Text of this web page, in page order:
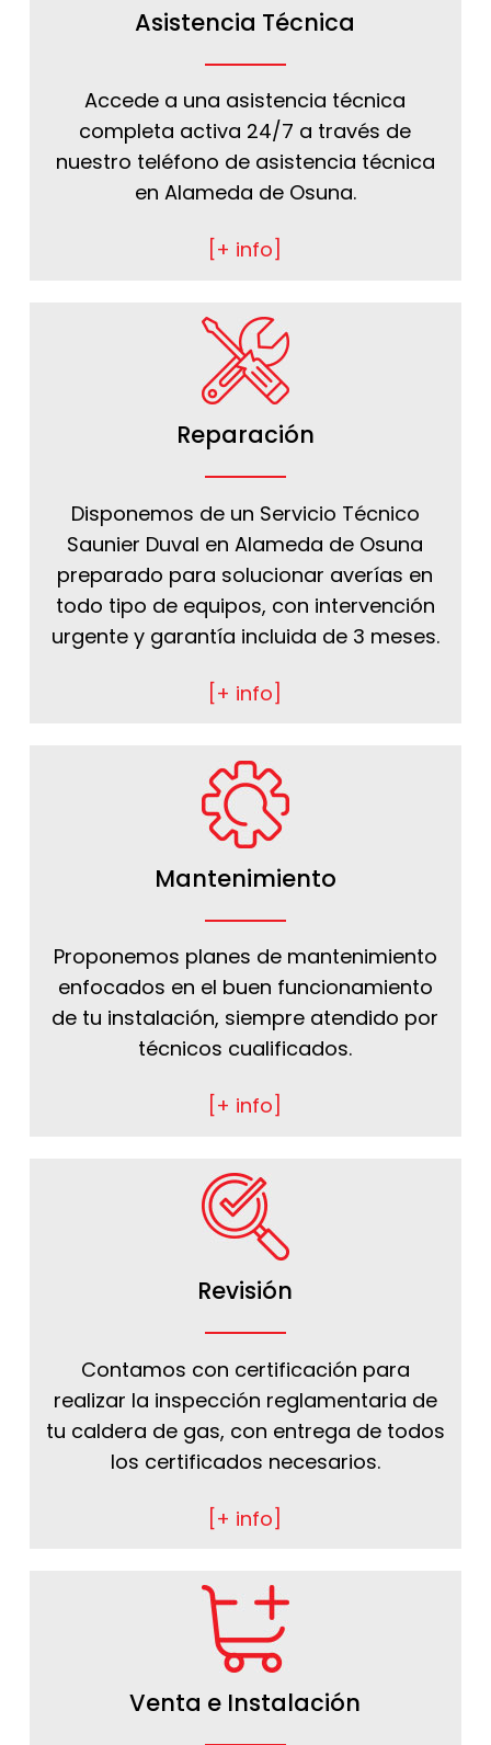
Asistencia Técnica
Accede a una asistencia técnica
completa activa 24/7 a través de
nuestro teléfono de asistencia técnica
en Alameda de Osuna.
[+ info]
Reparación
Disponemos de un Servicio Técnico
Saunier Duval en Alameda de Osuna
preparado para solucionar averías en
todo tipo de equipos, con intervención
urgente y garantía incluida de 3 meses.
[+ info]
Mantenimiento
Proponemos planes de mantenimiento
enfocados en el buen funcionamiento
de tu instalación, siempre atendido por
técnicos cualificados.
[+ info]
Revisión
Contamos con certificación para
realizar la inspección reglamentaria de
tu caldera de gas, con entrega de todos
los certificados necesarios.
[+ info]
Venta e Instalación